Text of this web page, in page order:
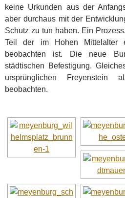
keine Urkunden aus der
aber durchaus mit der
Schutz zu tun haben. Ein
Teil der im Hohen Mittelalter
beobachten ist. Die neue
städtischen Befestigung.
ursprünglichen
beobachten.